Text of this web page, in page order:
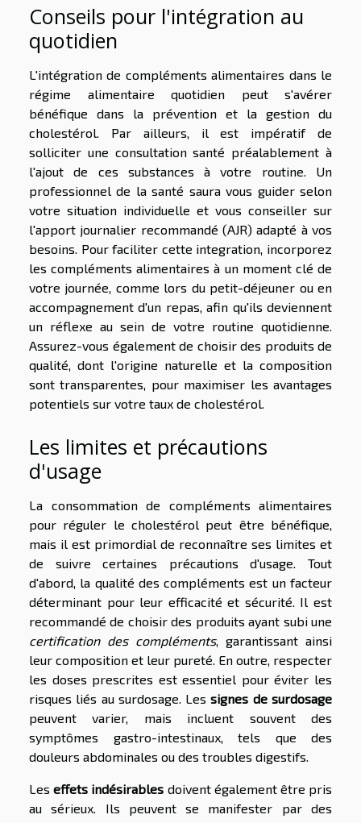
Conseils pour l'intégration au
quotidien
L'intégration de compléments alimentaires dans le
régime alimentaire quotidien peut s'avérer
bénéfique dans la prévention et la gestion du
cholestérol. Par ailleurs, il est impératif de
solliciter une consultation santé préalablement à
l'ajout de ces substances à votre routine. Un
professionnel de la santé saura vous guider selon
votre situation individuelle et vous conseiller sur
l'apport journalier recommandé (AJR) adapté à vos
besoins. Pour faciliter cette integration, incorporez
les compléments alimentaires à un moment clé de
votre journée, comme lors du petit-déjeuner ou en
accompagnement d'un repas, afin qu'ils deviennent
un réflexe au sein de votre routine quotidienne.
Assurez-vous également de choisir des produits de
qualité, dont l'origine naturelle et la composition
sont transparentes, pour maximiser les avantages
potentiels sur votre taux de cholestérol.
Les limites et précautions
d'usage
La consommation de compléments alimentaires
pour réguler le cholestérol peut être bénéfique,
mais il est primordial de reconnaître ses limites et
de suivre certaines précautions d'usage. Tout
d'abord, la qualité des compléments est un facteur
déterminant pour leur efficacité et sécurité. Il est
recommandé de choisir des produits ayant subi une
certification des compléments, garantissant ainsi
leur composition et leur pureté. En outre, respecter
les doses prescrites est essentiel pour éviter les
risques liés au surdosage. Lessignes de surdosage
peuvent varier, mais incluent souvent des
symptômes gastro-intestinaux, tels que des
douleurs abdominales ou des troubles digestifs.
Leseffets indésirables doivent également être pris
au sérieux. Ils peuvent se manifester par des